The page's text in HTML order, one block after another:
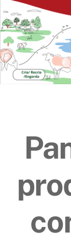
Skip
to
content